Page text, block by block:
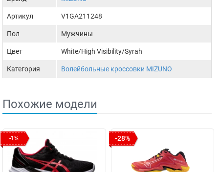
Артикул V1GA211248
Пол Мужчины
Цвет White/High Visibility/Syrah
Категория Волейбольные кроссовки MIZUNO
Похожие модели
-1% -28%